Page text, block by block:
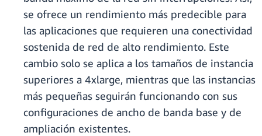
se ofrece un rendimiento más predecible para
las aplicaciones que requieren una conectividad
sostenida de red de alto rendimiento. Este
cambio solo se aplica a los tamaños de instancia
superiores a 4xlarge, mientras que las instancias
más pequeñas seguirán funcionando con sus
configuraciones de ancho de banda base y de
ampliación existentes.